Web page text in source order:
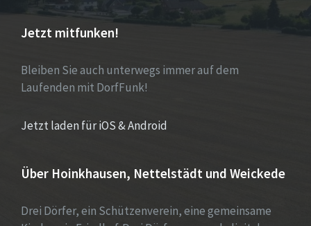
Jetzt mitfunken!
Bleiben Sie auch unterwegs immer auf dem
Laufenden mit DorfFunk!
Jetzt laden für iOS & Android
Über Hoinkhausen, Nettelstädt und Weickede
Drei Dörfer, ein Schützenverein, eine gemeinsame